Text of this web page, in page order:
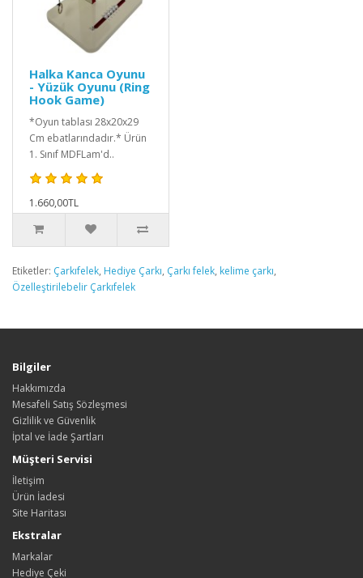
Halka Kanca Oyunu
- Yüzük Oyunu (Ring
Hook Game)
*Oyun tablası 28x20x29
Cm ebatlarındadır.* Ürün
1. Sınıf MDFLam'd..
1.660,00TL
Etiketler: Çarkıfelek, Hediye Çarkı, Çarkı felek, kelime çarkı,
Özelleştirilebelir Çarkıfelek
Bilgiler
Hakkımızda
Mesafeli Satış Sözleşmesi
Gizlilik ve Güvenlik
İptal ve İade Şartları
Müşteri Servisi
İletişim
Ürün İadesi
Site Haritası
Ekstralar
Markalar
Hediye Çeki